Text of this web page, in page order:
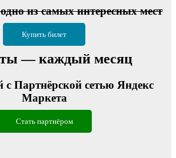
из самых интересных мест
Купить билет
— каждый месяц
с Партнёрской сетью Яндекс
Маркета
Стать партнёром